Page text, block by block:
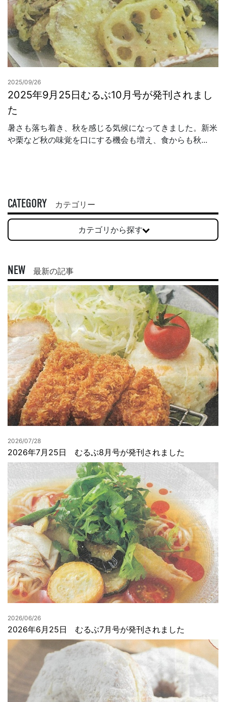
2025/09/26
2025年9月25日むるぶ10月号が発刊されまし
た
暑さも落ち着き、秋を感じる気候になってきました。新米
や栗など秋の味覚を口にする機会も増え、食からも秋...
CATEGORY カテゴリー
カテゴリから探す
NEW 最新の記事
2026/07/28
2026年7月25日 むるぶ8月号が発刊されました
2026/06/26
2026年6月25日 むるぶ7月号が発刊されました